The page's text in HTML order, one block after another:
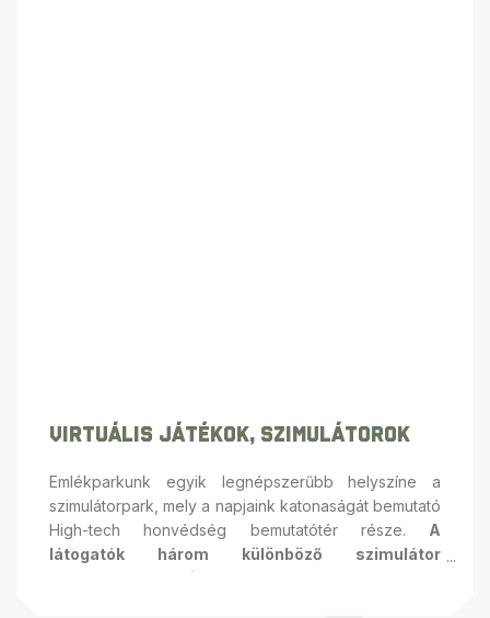
Virtuális Játékok, Szimulátorok
Emlékparkunk egyik legnépszerűbb helyszíne a
szimulátorpark, mely a napjaink katonaságát bemutató
High-tech honvédség bemutatótér része. A
látogatók három különböző szimulátor
segítségével ismerkedhetnek meg a